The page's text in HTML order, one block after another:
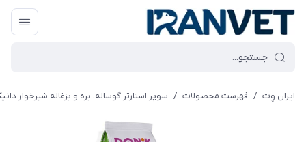
ایران وِت / فهرست محصولات / سوپر استارتر گوساله، بره و بزغاله شیرخوار